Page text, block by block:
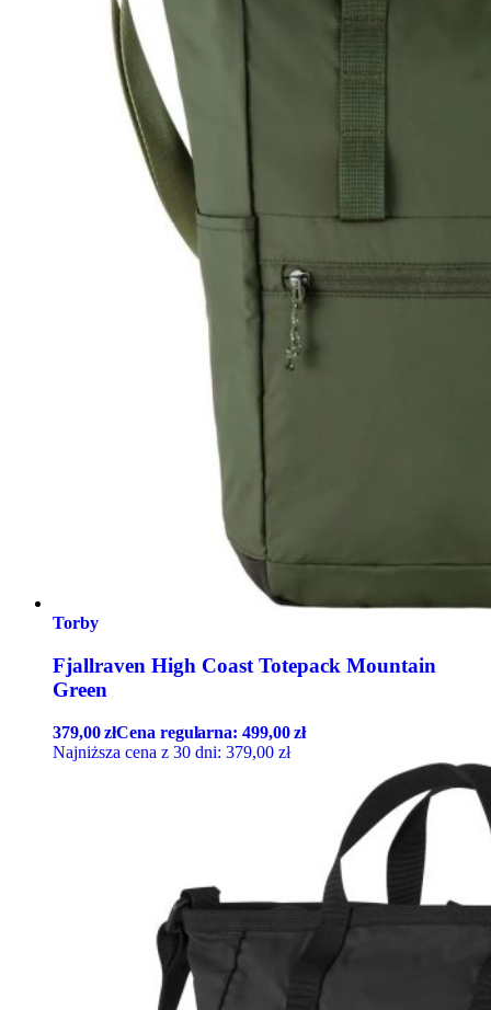
Torby
Fjallraven High Coast Totepack Mountain
Green
379,00złCena regularna:499,00zł
Najniższa cena z 30 dni: 379,00 zł